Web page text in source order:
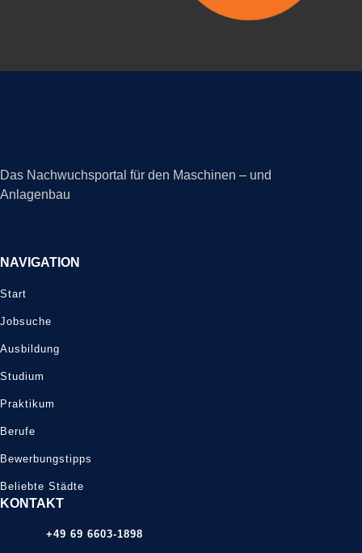
Das Nachwuchsportal für den Maschinen – und
Anlagenbau
NAVIGATION
Start
Jobsuche
Ausbildung
Studium
Praktikum
Berufe
Bewerbungstipps
Beliebte Städte
KONTAKT
+49 69 6603-1898